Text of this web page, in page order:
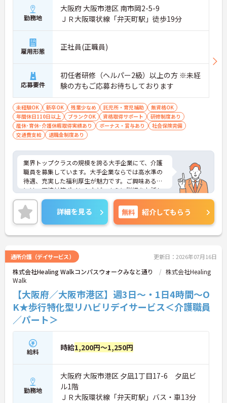
利用者に寄り添った支援ができます
・自宅訪問で日常生活をサポート
→ 地域密着でやりがいを感じられます
■ 長く安心して働ける福利厚生
将来を見据えた制度が充実しています
・「賞与年2回」「昇給年1回」あり
・退職金制度・持株会あり
・定年制度なしで長期就業が可能
→ 安心して働き続けられる環境です
勤務地
大阪府 大阪市港区 南市岡2-5-9
ＪＲ大阪環状線「弁天町駅」徒歩19分
雇用形態 正社員(正職員)
応募要件
初任者研修（ヘルパー2級）以上の方 ※未経
験の方もご応募お待ちしております
未経験OK 新卒OK 残業少なめ 託児所・育児補助
無資格OK
年間休日110日以上
ブランクOK 資格取得サポート
研修制度あり
産休･育休･介護休暇取得実績あり
ボーナス・賞与あり
社会保険完備
交通費支給
退職金制度あり
業界トップクラスの規模を誇る大手企業にて、介護
職員を募集しています。大手企業ならでは高水準の
待遇、充実した福利厚生が魅力です。ご興味ある方
には、面接対策ポイントなど、さらに詳細をお話し
いたしますのでお気軽にご相談ください。
詳細を見る 無料 紹介してもらう
通所介護（デイサービス） 更新日：2026年07月16日
株式会社Healing Walkコンパスウォークみなと通り
株式会社Healing
Walk
【大阪府／大阪市港区】週3日～・1日4時間～O
K★歩行特化型リハビリデイサービス＜介護職員
／パート＞
給料 時給1,200円～1,250円
勤務地
大阪府 大阪市港区 夕凪1丁目17-6 夕凪ビ
ル1階
ＪＲ大阪環状線「弁天町駅」バス・車13分